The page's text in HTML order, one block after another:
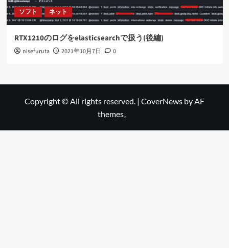
ソフト ネット
RTX1210のログをelasticsearchで扱う(後編)
nisefuruta 2021年10月7日 0
Copyright © All rights reserved. | CoverNews by AF
themes。